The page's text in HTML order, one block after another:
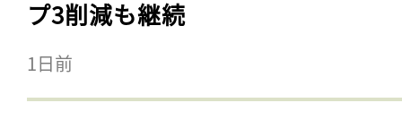
プ3削減も継続
1日前